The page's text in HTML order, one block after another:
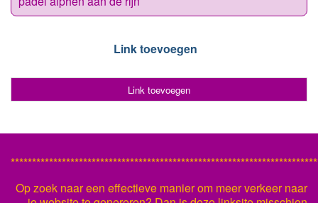
Link toevoegen
Link toevoegen
Op zoek naar een effectieve manier om meer verkeer naar